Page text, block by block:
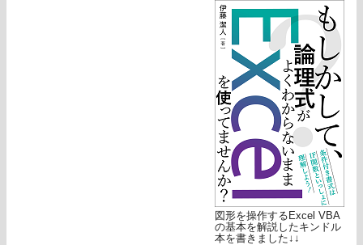
図形を操作するExcel VBA
の基本を解説したキンドル
本を書きました↓↓